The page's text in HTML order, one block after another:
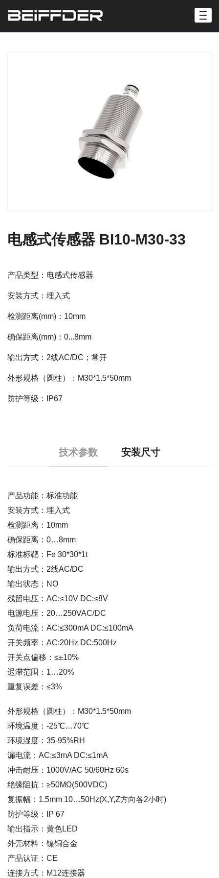
电感式传感器 BI10-M30-33
产品类型：电感式传感器
安装方式：埋入式
检测距离(mm)：10mm
确保距离(mm)：0...8mm
输出方式：2线AC/DC；常开
外形规格（圆柱）：M30*1.5*50mm
防护等级：IP67
技术参数 安装尺寸
产品功能：标准功能
安装方式：埋入式
检测距离：10mm
确保距离：0…8mm
标准标靶：Fe 30*30*1t
输出方式：2线AC/DC
输出状态；NO
残留电压：AC:≤10V DC:≤8V
电源电压：20…250VAC/DC
负荷电流：AC:≤300mA DC:≤100mA
开关频率：AC:20Hz DC:500Hz
开关点偏移：≤±10%
迟滞范围：1…20%
重复误差：≤3%
外形规格（圆柱）：M30*1.5*50mm
环境温度：-25℃…70℃
环境湿度：35-95%RH
漏电流：AC:≤3mA DC:≤1mA
冲击耐压：1000V/AC 50/60Hz 60s
绝缘阻抗：≥50MΩ(500VDC)
复振幅：1.5mm 10…50Hz(X,Y,Z方向各2小时)
防护等级：IP 67
输出指示：黄色LED
外壳材料：镍铜合金
产品认证：CE
连接方式：M12连接器